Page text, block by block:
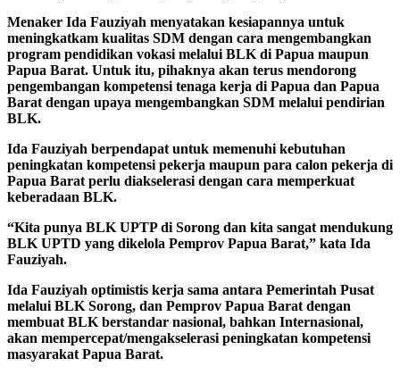
Menaker Ida Fauziyah menyatakan kesiapannya untuk
meningkatkam kualitas SDM dengan cara mengembangkan
program pendidikan vokasi melalui BLK di Papua maupun
Papua Barat. Untuk itu, pihaknya akan terus mendorong
pengembangan kompetensi tenaga kerja di Papua dan Papua
Barat dengan upaya mengembangkan SDM melalui pendirian
BLK.
Ida Fauziyah berpendapat untuk memenuhi kebutuhan
peningkatan kompetensi pekerja maupun para calon pekerja di
Papua Barat perlu diakselerasi dengan cara memperkuat
keberadaan BLK.
“Kita punya BLK UPTP di Sorong dan kita sangat mendukung
BLK UPTD yang dikelola Pemprov Papua Barat,” kata Ida
Fauziyah.
Ida Fauziyah optimistis kerja sama antara Pemerintah Pusat
melalui BLK Sorong, dan Pemprov Papua Barat dengan
membuat BLK berstandar nasional, bahkan Internasional,
akan mempercepat/mengakselerasi peningkatan kompetensi
masyarakat Papua Barat.